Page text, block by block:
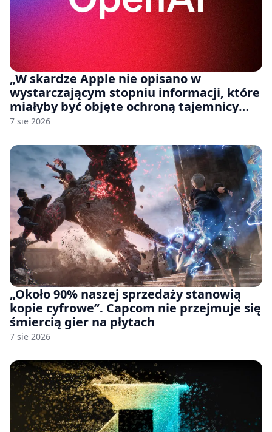
„W skardze Apple nie opisano w
wystarczającym stopniu informacji, które
miałyby być objęte ochroną tajemnicy
handlowej”. OpenAI żąda odrzucenia
7 sie 2026
„Około 90% naszej sprzedaży stanowią
kopie cyfrowe”. Capcom nie przejmuje się
śmiercią gier na płytach
7 sie 2026